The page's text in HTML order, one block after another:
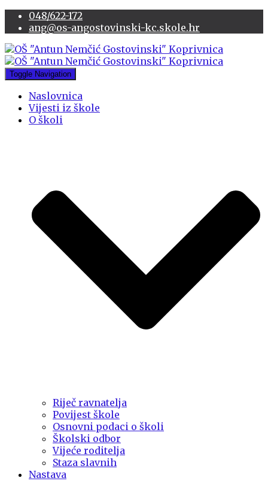
048/622-172
ang@os-angostovinski-kc.skole.hr
Toggle Navigation
Naslovnica
Vijesti iz škole
O školi
Riječ ravnatelja
Povijest škole
Osnovni podaci o školi
Školski odbor
Vijeće roditelja
Staza slavnih
Nastava